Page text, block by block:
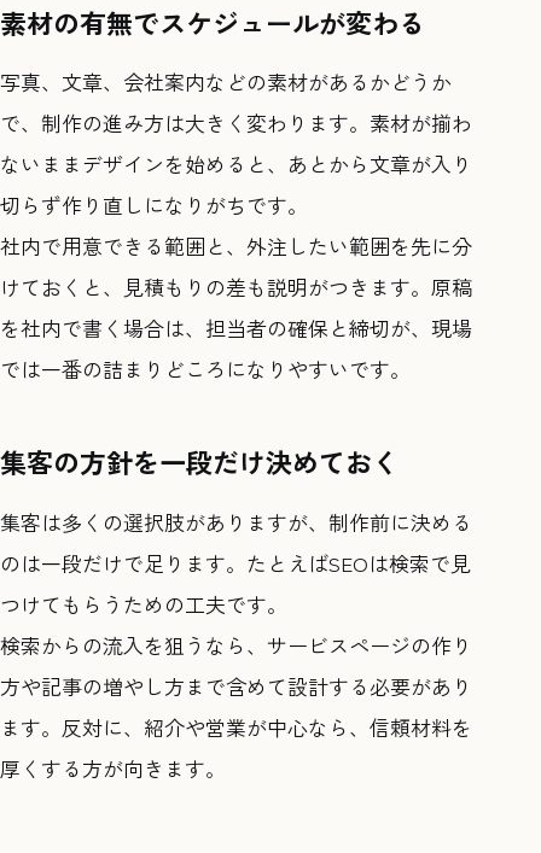
素材の有無でスケジュールが変わる
写真、文章、会社案内などの素材があるかどうか
で、制作の進み方は大きく変わります。素材が揃わ
ないままデザインを始めると、あとから文章が入り
切らず作り直しになりがちです。
社内で用意できる範囲と、外注したい範囲を先に分
けておくと、見積もりの差も説明がつきます。原稿
を社内で書く場合は、担当者の確保と締切が、現場
では一番の詰まりどころになりやすいです。
集客の方針を一段だけ決めておく
集客は多くの選択肢がありますが、制作前に決める
のは一段だけで足ります。たとえばSEOは検索で見
つけてもらうための工夫です。
検索からの流入を狙うなら、サービスページの作り
方や記事の増やし方まで含めて設計する必要があり
ます。反対に、紹介や営業が中心なら、信頼材料を
厚くする方が向きます。